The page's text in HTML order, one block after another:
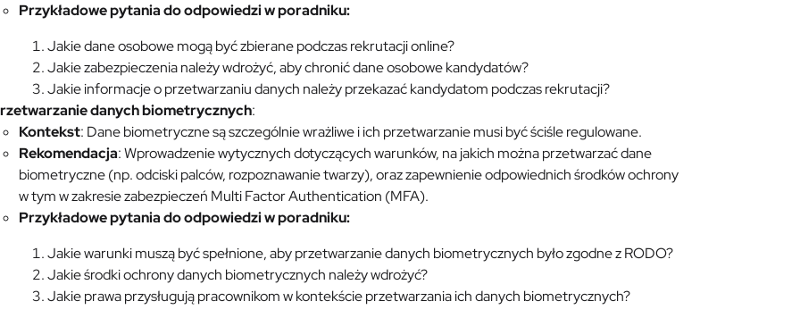
Przykładowe pytania do odpowiedzi w poradniku:
Jakie dane osobowe mogą być zbierane podczas rekrutacji online?
Jakie zabezpieczenia należy wdrożyć, aby chronić dane osobowe kandydatów?
Jakie informacje o przetwarzaniu danych należy przekazać kandydatom podczas rekrutacji?
danych biometrycznych:
Kontekst: Dane biometryczne są szczególnie wrażliwe i ich przetwarzanie musi być ściśle regulowane.
Rekomendacja: Wprowadzenie wytycznych dotyczących warunków, na jakich można przetwarzać dane
biometryczne (np. odciski palców, rozpoznawanie twarzy), oraz zapewnienie odpowiednich środków ochrony
w tym w zakresie zabezpieczeń Multi Factor Authentication (MFA).
Przykładowe pytania do odpowiedzi w poradniku:
Jakie warunki muszą być spełnione, aby przetwarzanie danych biometrycznych było zgodne z RODO?
Jakie środki ochrony danych biometrycznych należy wdrożyć?
Jakie prawa przysługują pracownikom w kontekście przetwarzania ich danych biometrycznych?